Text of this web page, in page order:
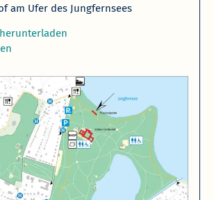
am Ufer des Jungfernsees